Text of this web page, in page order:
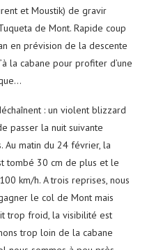
et Moustik) de gravir
de Mont. Rapide coup
en prévision de la descente
la cabane pour profiter d’une
: un violent blizzard
passer la nuit suivante
Au matin du 24 février, la
tombé 30 cm de plus et le
km/h. A trois reprises, nous
le col de Mont mais
trop froid, la visibilité est
trop loin de la cabane